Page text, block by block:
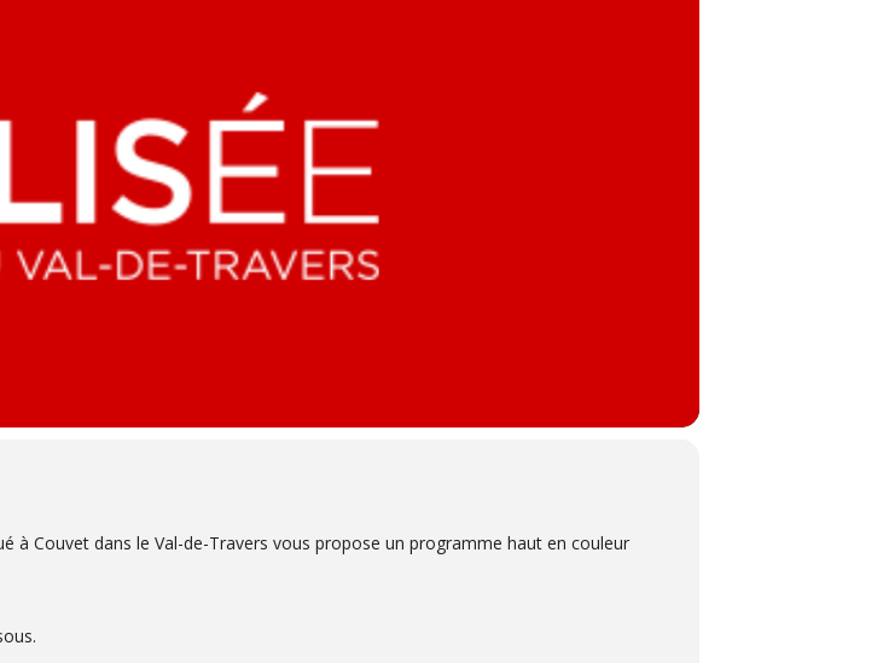
à Couvet dans le Val-de-Travers vous propose un programme haut en couleur